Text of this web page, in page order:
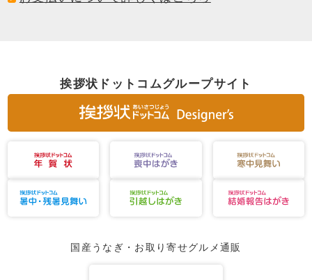
挨拶状ドットコムグループサイト
国産うなぎ・お取り寄せグルメ通販